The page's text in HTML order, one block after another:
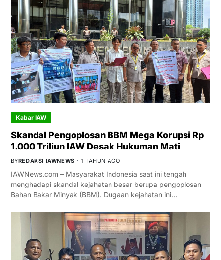
Kabar IAW
Skandal Pengoplosan BBM Mega Korupsi Rp
1.000 Triliun IAW Desak Hukuman Mati
BYREDAKSI IAWNEWS 1 TAHUN AGO
IAWNews.com – Masyarakat Indonesia saat ini tengah
menghadapi skandal kejahatan besar berupa pengoplosan
Bahan Bakar Minyak (BBM). Dugaan kejahatan ini…